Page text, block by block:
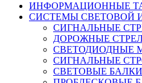
ИНФОРМАЦИОННЫЕ
CИСТЕМЫ СВЕТОВОЙ
СИГНАЛЬНЫЕ
ДОРОЖНЫЕ
СВЕТОДИОДНЫЕ
СИГНАЛЬНЫЕ
СВЕТОВЫЕ БАЛКИ